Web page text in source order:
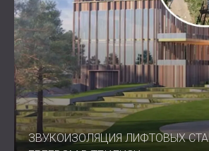
ЗВУКОИЗОЛЯЦИЯ ЛИФТОВЫХ